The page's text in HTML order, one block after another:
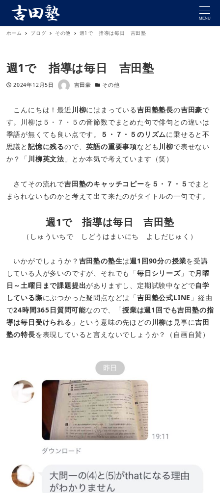
MENU
ホーム ブログ その他 週1で 指導は毎日 吉田塾
週1で 指導は毎日 吉田塾
投稿日
2024年12月5日 著者 吉田豪 カテゴリー
その他
こんにちは！最近 川柳にはまっている吉田塾塾長の吉田豪で
す。川柳は５・７・５の音節数でまとめた句で俳句との違いは
季語が無くても良い点です。
５・７・５のリズムに乗せると不
思議と 記憶に残るので、英語の重要事項なども 川柳で表せない
か？「 川柳英文法 」とか本気で考えています（笑）
さてその流れで吉田塾のキャッチコピーを ５・７・５ でまと
まられないものかと考えて出て来たのがタイトルの一句です。
週1で 指導は毎日 吉田塾
（しゅういちで しどうはまいにち よしだじゅく）
いかがでしょうか？ 吉田塾の塾生は週1回90分の授業を受講
している人が多いのですが、それでも「毎日シリーズ」で月曜
日～土曜日まで課題提出がありますし、定期試験中などで自学
している際にぶつかった疑問点などは「吉田塾公式LINE 」経由
で24時間365日質問可能なので、「授業は週1回でも吉田塾の指
導は毎日受けられる 」という意味の先ほどの川柳は見事に吉田
塾の特長を表現していると言えないでしょうか？（自画自賛）